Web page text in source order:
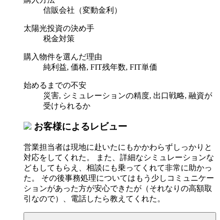
信販会社（変動金利）
太陽光投資の決め手
税金対策
購入物件を選んだ理由
純利益, 価格, FIT残年数, FIT単価
始めるまでの不安
災害, シミュレーションの精度, 出口戦略, 融資が
受けられるか
お客様によるレビュー
営業担当者は現地に赴いたにもかかわらずしっかりと
対応をしてくれた。 また、詳細なシミュレーションな
どもしてもらえ、相談にも乗ってくれて非常に助かっ
た。 その後事務処理についてはもう少しコミュニケー
ションがあった方が安心できたが（それなりの高額取
引なので）、電話したら教えてくれた。